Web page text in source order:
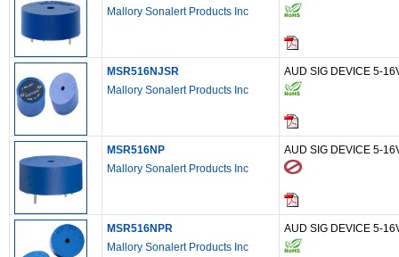
Mallory Sonalert Products Inc
MSR516NJSR
Mallory Sonalert Products Inc
AUD SIG DEVICE 5-
MSR516NP
Mallory Sonalert Products Inc
AUD SIG DEVICE 5-
MSR516NPR
Mallory Sonalert Products Inc
AUD SIG DEVICE 5-